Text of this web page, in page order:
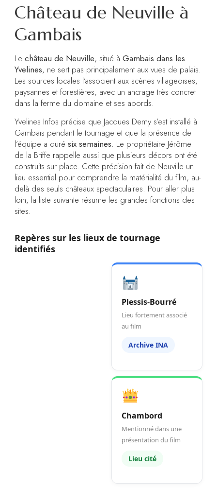
Château de Neuville à
Gambais
Le château de Neuville, situé à Gambais dans les
Yvelines, ne sert pas principalement aux vues de palais.
Les sources locales l’associent aux scènes villageoises,
paysannes et forestières, avec un ancrage très concret
dans la ferme du domaine et ses abords.
Yvelines Infos précise que Jacques Demy s’est installé à
Gambais pendant le tournage et que la présence de
l’équipe a duré six semaines. Le propriétaire Jérôme
de la Briffe rappelle aussi que plusieurs décors ont été
construits sur place. Cette précision fait de Neuville un
lieu essentiel pour comprendre la matérialité du film, au-
delà des seuls châteaux spectaculaires. Pour aller plus
loin, la liste suivante résume les grandes fonctions des
sites.
Repères sur les lieux de tournage
identifiés
Plessis-Bourré
Lieu fortement associé
au film
Archive INA
Chambord
Mentionné dans une
présentation du film
Lieu cité